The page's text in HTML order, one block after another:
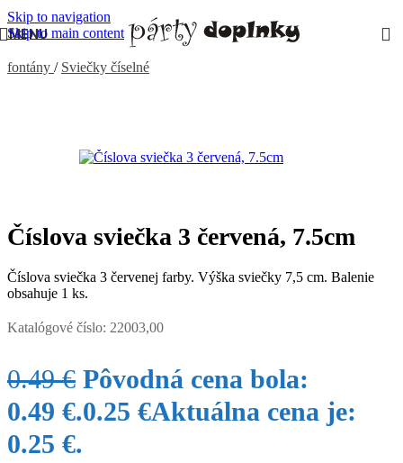
Skip to navigation
Skip to main content
MENU
PÁRTY VÝZDOBA, DEKORÁCIE
fontány / Sviečky číselné
-49%
Číslova sviečka 3 červená, 7.5cm
Číslova sviečka 3 červenej farby. Výška sviečky 7,5 cm. Balenie
obsahuje 1 ks.
Katalógové číslo: 22003,00
0.49€ Pôvodná cena bola:
0.49 €.0.25 €Aktuálna cena je:
0.25 €.